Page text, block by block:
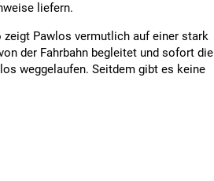
liefern.
Pawlos vermutlich auf einer stark
der Fahrbahn begleitet und sofort die
weggelaufen. Seitdem gibt es keine